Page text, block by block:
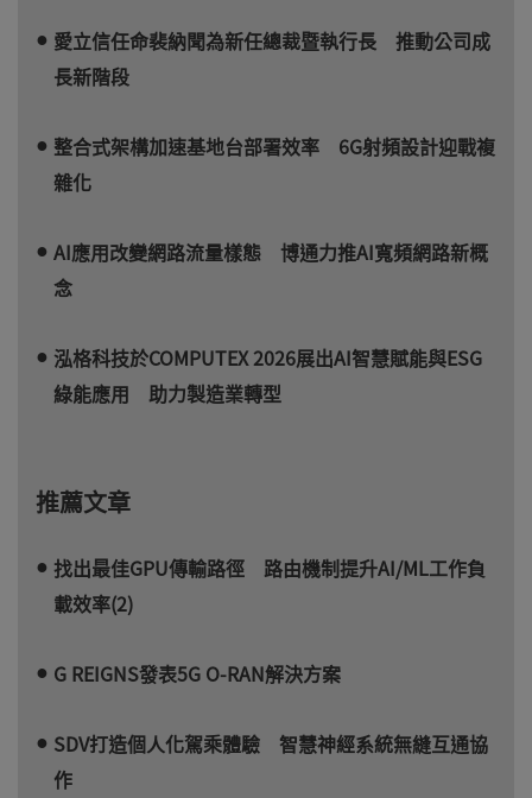
愛立信任命裴納聞為新任總裁暨執行長 推動公司成
長新階段
整合式架構加速基地台部署效率 6G射頻設計迎戰複
雜化
AI應用改變網路流量樣態 博通力推AI寬頻網路新概
念
泓格科技於COMPUTEX 2026展出AI智慧賦能與ESG
綠能應用 助力製造業轉型
推薦文章
找出最佳GPU傳輸路徑 路由機制提升AI/ML工作負
載效率(2)
G REIGNS發表5G O-RAN解決方案
SDV打造個人化駕乘體驗 智慧神經系統無縫互通協
作